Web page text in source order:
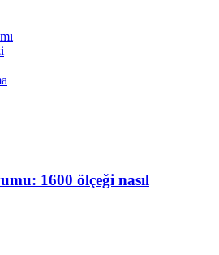
1600 ölçeği nasıl